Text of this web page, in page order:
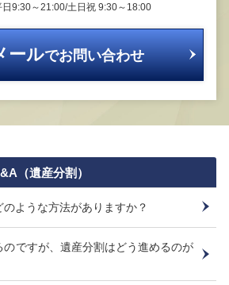
日9:30～21:00/土日祝 9:30～18:00
ールでお問い合わせ
（遺産分割）
ような方法がありますか？
ですが、遺産分割はどう進めるのが